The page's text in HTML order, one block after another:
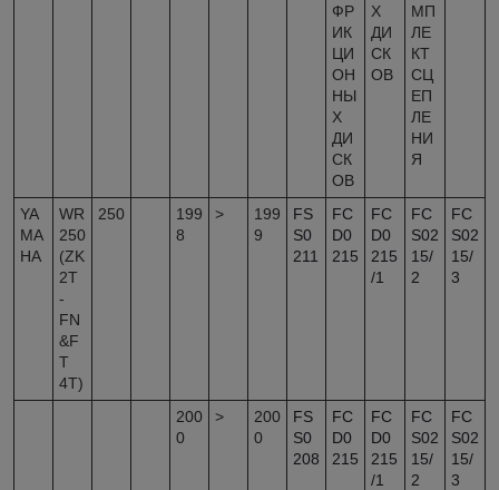
ФР
ИК
ЦИ
ОН
НЫ
Х
ДИ
СК
ОВ
Х
ДИ
СК
ОВ
МП
ЛЕ
КТ
СЦ
ЕП
ЛЕ
НИ
Я
YA
MA
HA
WR
250
(ZK
2T
-
FN
&F
T
4T)
250
199
8
>
199
9
FS
S0
211
FC
D0
215
FC
D0
215
/1
FC
S02
15/
2
FC
S02
15/
3
200
0
>
200
0
FS
S0
208
FC
D0
215
FC
D0
215
/1
FC
S02
15/
2
FC
S02
15/
3